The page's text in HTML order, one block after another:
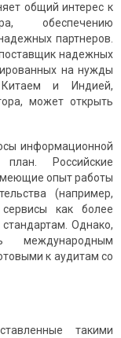
общий интерес к
обеспечению
партнеров.
надежных
на нужды
и Индией,
может открыть
информационной
Российские
опыт работы
(например,
как более
Однако,
международным
к аудитам со
такими